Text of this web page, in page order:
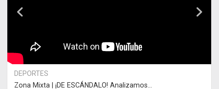
DEPORTES
Zona Mixta | ¡DE ESCÁNDALO! Analizamos...